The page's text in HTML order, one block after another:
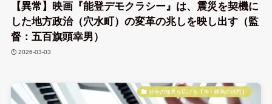
【異常】映画『能登デモクラシー』は、震災を契機に
した地方政治（穴水町）の変革の兆しを映し出す（監
督：五百旗頭幸男）
2026-03-03
社会の知見を広げる【本・映画の感想】